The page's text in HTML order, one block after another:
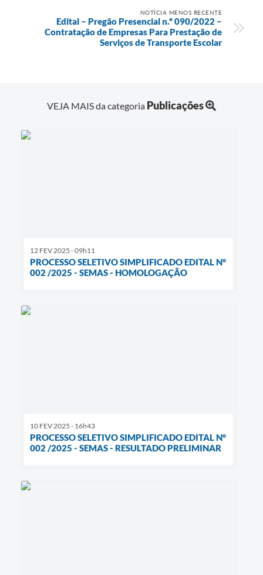
NOTÍCIA MENOS RECENTE
Edital – Pregão Presencial n.º 090/2022 –
Contratação de Empresas Para Prestação de
Serviços de Transporte Escolar
VEJA MAIS da categoria Publicações
12 FEV 2025 - 09h11
PROCESSO SELETIVO SIMPLIFICADO EDITAL N°
002 /2025 - SEMAS - HOMOLOGAÇÃO
10 FEV 2025 - 16h43
PROCESSO SELETIVO SIMPLIFICADO EDITAL N°
002 /2025 - SEMAS - RESULTADO PRELIMINAR